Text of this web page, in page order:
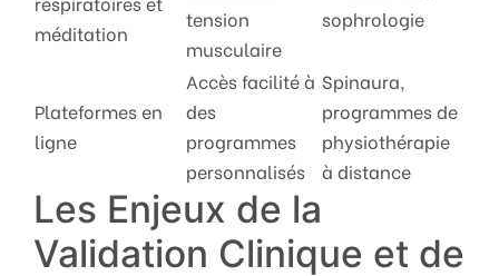
méditation
tension
musculaire
sophrologie
Plateformes en
ligne
Accès facilité à
des
programmes
personnalisés
Spinaura,
programmes de
physiothérapie
à distance
Les Enjeux de la
Validation Clinique et de